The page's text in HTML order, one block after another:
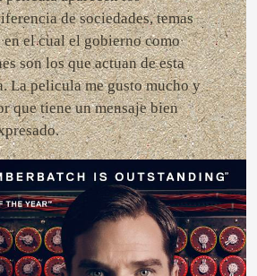
de sociedades, temas
el cual el gobierno como
son los que actuan de esta
La pelicula me gusto mucho y
que tiene un mensaje bien